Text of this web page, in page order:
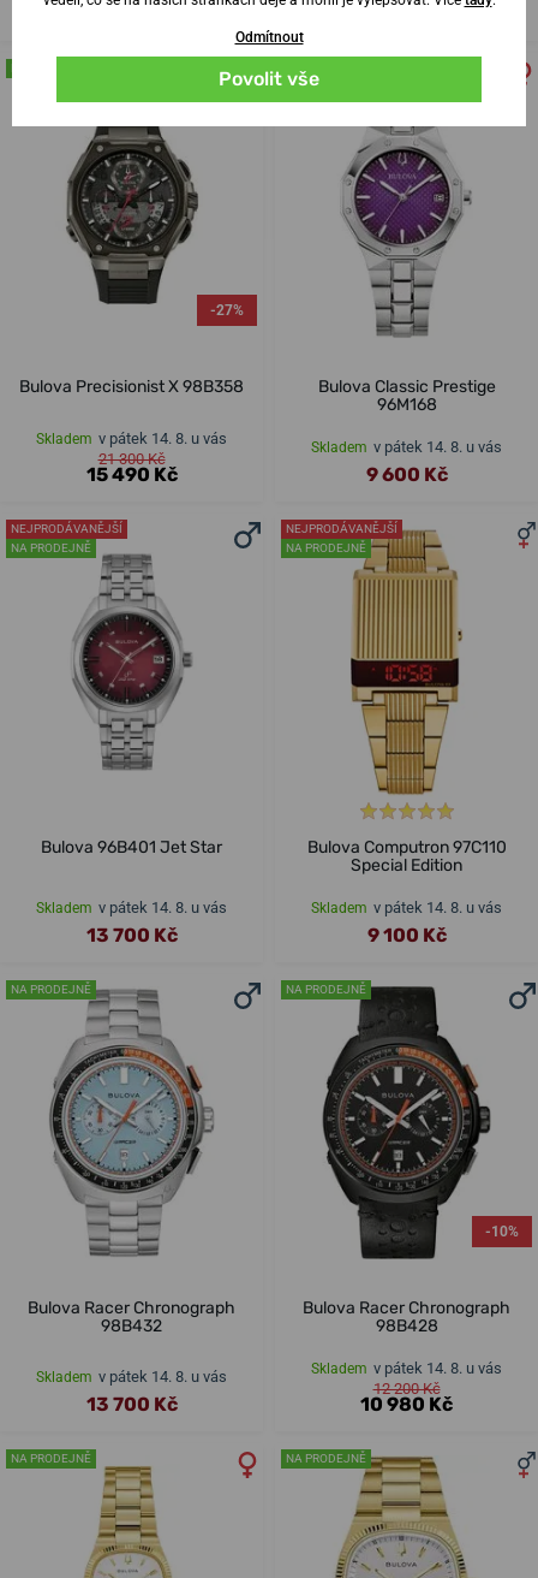
13 700 Kč
-27%
Bulova Precisionist X 98B358
Skladem v pátek 14. 8. u vás
21 300 Kč
15 490 Kč
Bulova Classic Prestige
96M168
Skladem v pátek 14. 8. u vás
9 600 Kč
NEJPRODÁVANĚJŠÍ
NA PRODEJNĚ
Bulova 96B401 Jet Star
Skladem v pátek 14. 8. u vás
13 700 Kč
NEJPRODÁVANĚJŠÍ
NA PRODEJNĚ
Bulova Computron 97C110
Special Edition
Skladem v pátek 14. 8. u vás
9 100 Kč
NA PRODEJNĚ
Bulova Racer Chronograph
98B432
Skladem v pátek 14. 8. u vás
13 700 Kč
NA PRODEJNĚ
-10%
Bulova Racer Chronograph
98B428
Skladem v pátek 14. 8. u vás
12 200 Kč
10 980 Kč
NA PRODEJNĚ NA PRODEJNĚ
Odmítnout
Povolit vše